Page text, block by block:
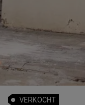
VERKOCHT